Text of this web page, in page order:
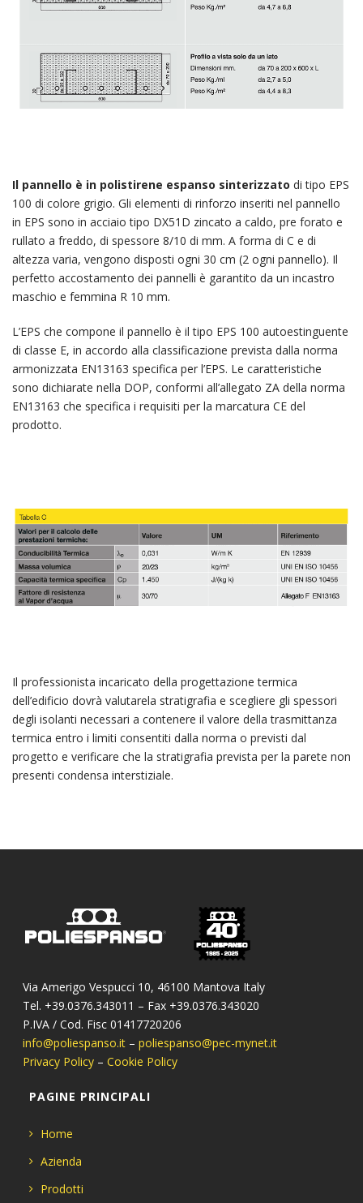
Il pannello è in polistirene espanso sinterizzato di tipo EPS
100 di colore grigio. Gli elementi di rinforzo inseriti nel pannello
in EPS sono in acciaio tipo DX51D zincato a caldo, pre forato e
rullato a freddo, di spessore 8/10 di mm. A forma di C e di
altezza varia, vengono disposti ogni 30 cm (2 ogni pannello). Il
perfetto accostamento dei pannelli è garantito da un incastro
maschio e femmina R 10 mm.
L’EPS che compone il pannello è il tipo EPS 100 autoestinguente
di classe E, in accordo alla classificazione prevista dalla norma
armonizzata EN13163 specifica per l’EPS. Le caratteristiche
sono dichiarate nella DOP, conformi all’allegato ZA della norma
EN13163 che specifica i requisiti per la marcatura CE del
prodotto.
Il professionista incaricato della progettazione termica
dell’edificio dovrà valutarela stratigrafia e scegliere gli spessori
degli isolanti necessari a contenere il valore della trasmittanza
termica entro i limiti consentiti dalla norma o previsti dal
progetto e verificare che la stratigrafia prevista per la parete non
presenti condensa interstiziale.
Via Amerigo Vespucci 10, 46100 Mantova Italy
Tel. +39.0376.343011 – Fax +39.0376.343020
P.IVA / Cod. Fisc 01417720206
info@poliespanso.it –poliespanso@pec-mynet.it
Privacy Policy –Cookie Policy
PAGINE PRINCIPALI
Home
Azienda
Prodotti